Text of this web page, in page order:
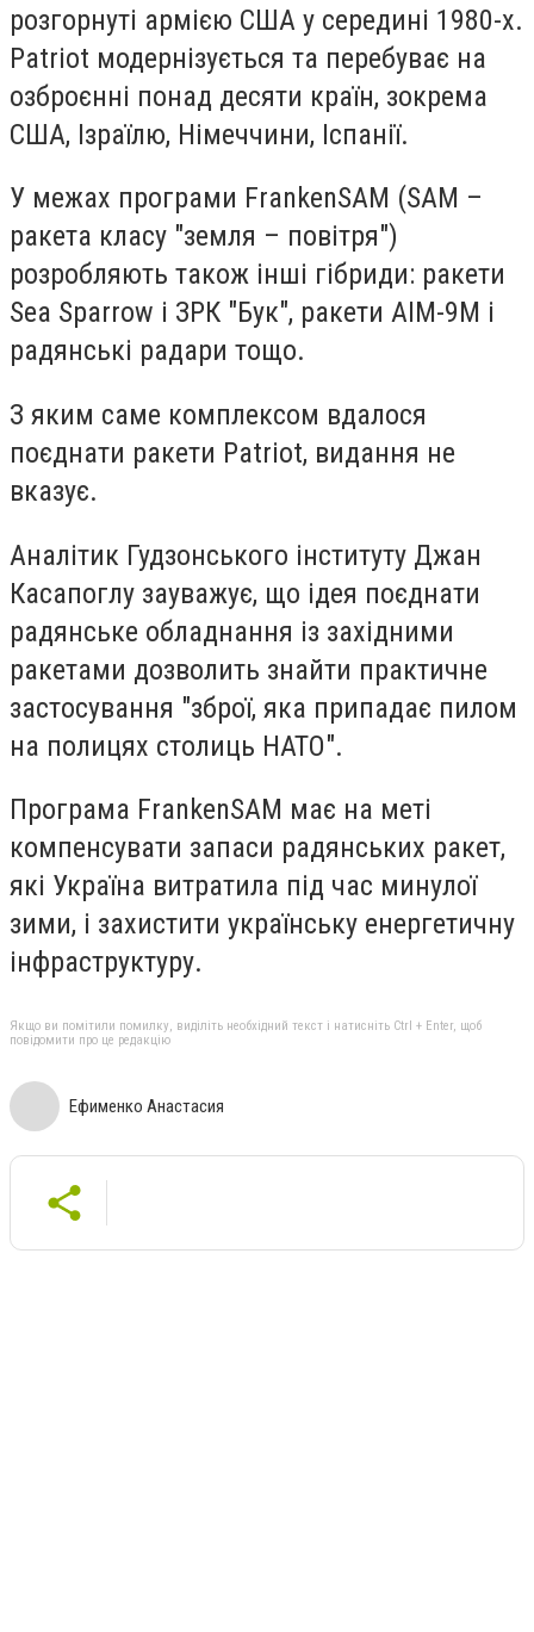
розгорнуті армією США у середині 1980-х.
Patriot модернізується та перебуває на
озброєнні понад десяти країн, зокрема
США, Ізраїлю, Німеччини, Іспанії.
У межах програми FrankenSAM (SAM –
ракета класу "земля – повітря")
розробляють також інші гібриди: ракети
Sea Sparrow і ЗРК "Бук", ракети AIM-9M і
радянські радари тощо.
З яким саме комплексом вдалося
поєднати ракети Patriot, видання не
вказує.
Аналітик Гудзонського інституту Джан
Касапоглу зауважує, що ідея поєднати
радянське обладнання із західними
ракетами дозволить знайти практичне
застосування "зброї, яка припадає пилом
на полицях столиць НАТО".
Програма FrankenSAM має на меті
компенсувати запаси радянських ракет,
які Україна витратила під час минулої
зими, і захистити українську енергетичну
інфраструктуру.
Якщо ви помітили помилку, виділіть необхідний текст і натисніть Ctrl + Enter, щоб
повідомити про це редакцію
Ефименко Анастасия